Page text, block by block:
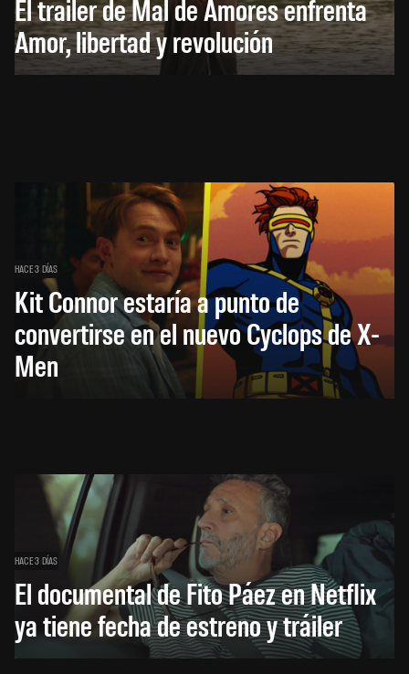
El trailer de Mal de Amores enfrenta
Amor, libertad y revolución
HACE 3 DÍAS
Kit Connor estaría a punto de
convertirse en el nuevo Cyclops de X-
Men
HACE 3 DÍAS
El documental de Fito Páez en Netflix
ya tiene fecha de estreno y tráiler